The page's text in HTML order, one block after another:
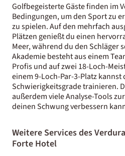
Golfbegeisterte Gäste finden im
Bedingungen, um den Sport zu
zu spielen. Auf den mehrfach
Plätzen genießt du einen
Meer, während du den Schläger
Akademie besteht aus einem
Profis und auf zwei 18-Loch-
einem 9-Loch-Par-3-Platz kannst
Schwierigkeitsgrade trainieren.
außerdem viele Analyse-Tools
deinen Schwung verbessern
Weitere Services des
Forte Hotel